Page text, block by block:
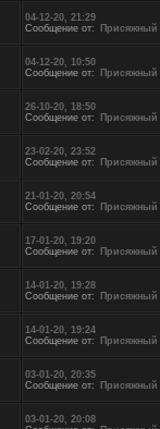
04-12-20, 21:29
Сообщение от:
Присяжный
04-12-20, 10:50
Сообщение от:
Присяжный
26-10-20, 18:50
Сообщение от:
Присяжный
23-02-20, 23:52
Сообщение от:
Присяжный
21-01-20, 20:54
Сообщение от:
Присяжный
17-01-20, 19:20
Сообщение от:
Присяжный
14-01-20, 19:28
Сообщение от:
Присяжный
14-01-20, 19:24
Сообщение от:
Присяжный
03-01-20, 20:35
Сообщение от:
Присяжный
03-01-20, 20:08